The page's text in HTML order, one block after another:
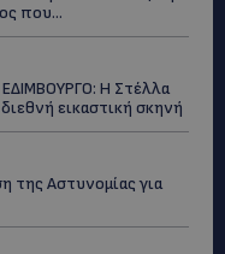
που...
Η Στέλλα
εικαστική σκηνή
της Αστυνομίας για